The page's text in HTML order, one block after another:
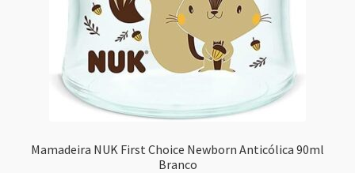
Mamadeira NUK First Choice Newborn Anticólica 90ml
Branco